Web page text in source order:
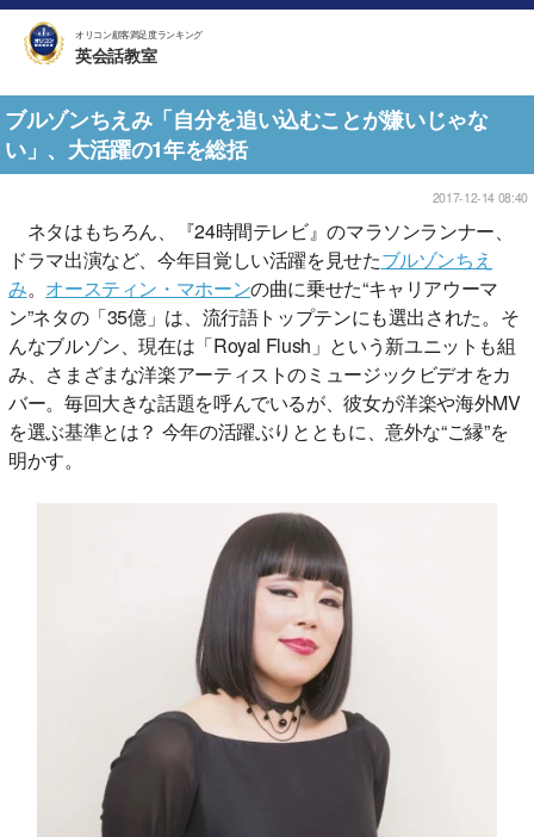
オリコン顧客満足度ランキング
英会話教室
ブルゾンちえみ「自分を追い込むことが嫌いじゃな
い」、大活躍の1年を総括
2017-12-14 08:40
ネタはもちろん、『24時間テレビ』のマラソンランナー、
ドラマ出演など、今年目覚しい活躍を見せたブルゾンちえ
み。 オースティン・マホーンの曲に乗せた“キャリアウーマ
ン”ネタの「35億」は、流行語トップテンにも選出された。そ
んなブルゾン、現在は「Royal Flush」という新ユニットも組
み、さまざまな洋楽アーティストのミュージックビデオをカ
バー。毎回大きな話題を呼んでいるが、彼女が洋楽や海外MV
を選ぶ基準とは？ 今年の活躍ぶりとともに、意外な“ご縁”を
明かす。